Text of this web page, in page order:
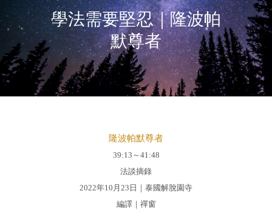
學法需要堅忍｜隆波帕
默尊者
隆波帕默尊者
39:13～41:48
法談摘錄
2022年10月23日｜泰國解脫園寺
編譯｜禪窗